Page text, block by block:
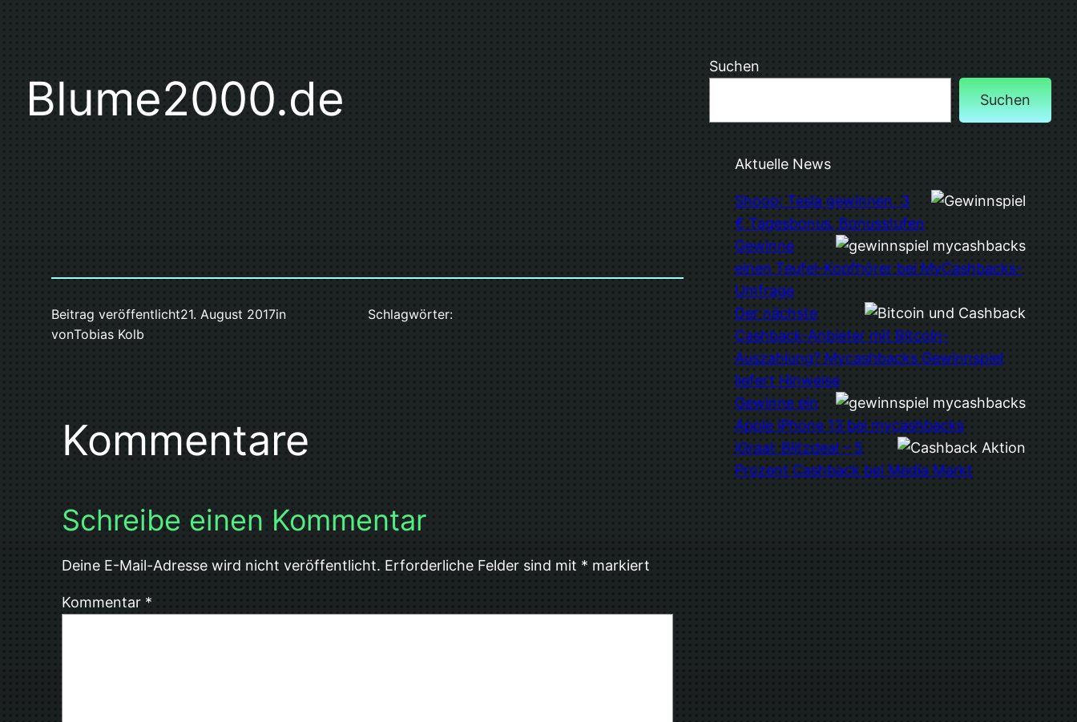
Blume2000.de
Beitrag veröffentlicht21. August 2017in
vonTobias Kolb
Schlagwörter:
Kommentare
Schreibe einen Kommentar
Deine E-Mail-Adresse wird nicht veröffentlicht. Erforderliche Felder sind mit * markiert
Kommentar *
Suchen
Suchen
Aktuelle News
Shoop: Tesla gewinnen, 3
€ Tagesbonus, Bonusstufen
Gewinne
einen Teufel-Kopfhörer bei MyCashbacks-
Umfrage
Der nächste
Cashback-Anbieter mit Bitcoin-
Auszahlung? Mycashbacks Gewinnspiel
liefert Hinweise
Gewinne ein
Apple iPhone 13 bei mycashbacks
iGraal: Blitzdeal – 5
Prozent Cashback bei Media Markt